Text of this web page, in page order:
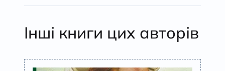
Інші книги цих авторів